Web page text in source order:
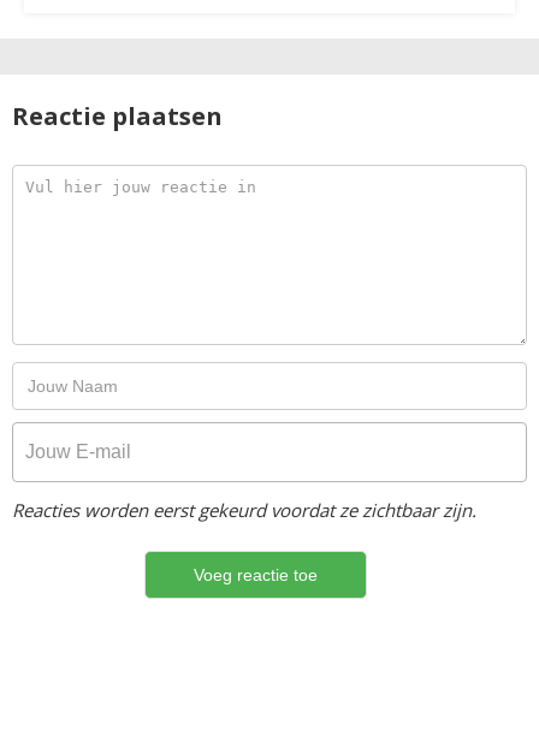
Reactie plaatsen
Reacties worden eerst gekeurd voordat ze zichtbaar zijn.